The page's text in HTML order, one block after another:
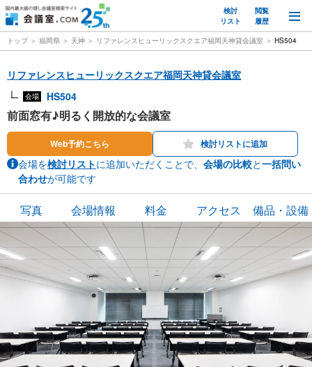
検討
リスト
閲覧
履歴
トップ 福岡県 天神 リファレンスヒューリックスクエア福岡天神貸会議室 HS504
リファレンスヒューリックスクエア福岡天神貸会議室
会場 HS504
前面窓有♪明るく開放的な会議室
Web予約こちら 検討リストに追加
会場を検討リストに追加いただくことで、 会場の比較と一括問い
合わせが可能です
写真 会場情報 料金 アクセス 備品・設備